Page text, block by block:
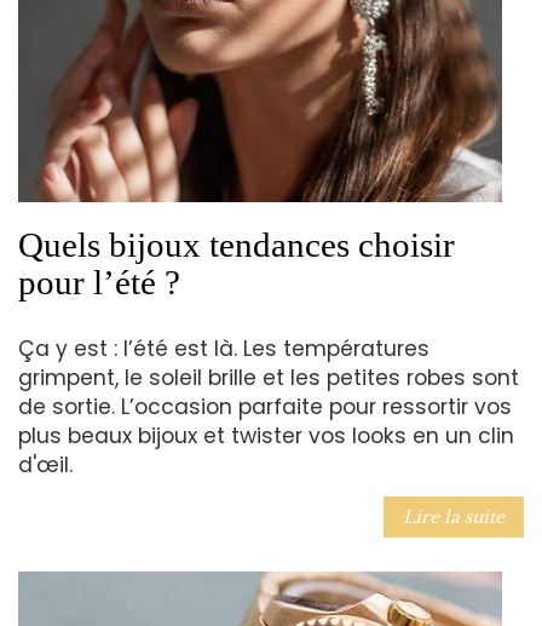
Quels bijoux tendances choisir
pour l’été ?
Ça y est : l’été est là. Les températures
grimpent, le soleil brille et les petites robes sont
de sortie. L’occasion parfaite pour ressortir vos
plus beaux bijoux et twister vos looks en un clin
d'œil.
Lire la suite